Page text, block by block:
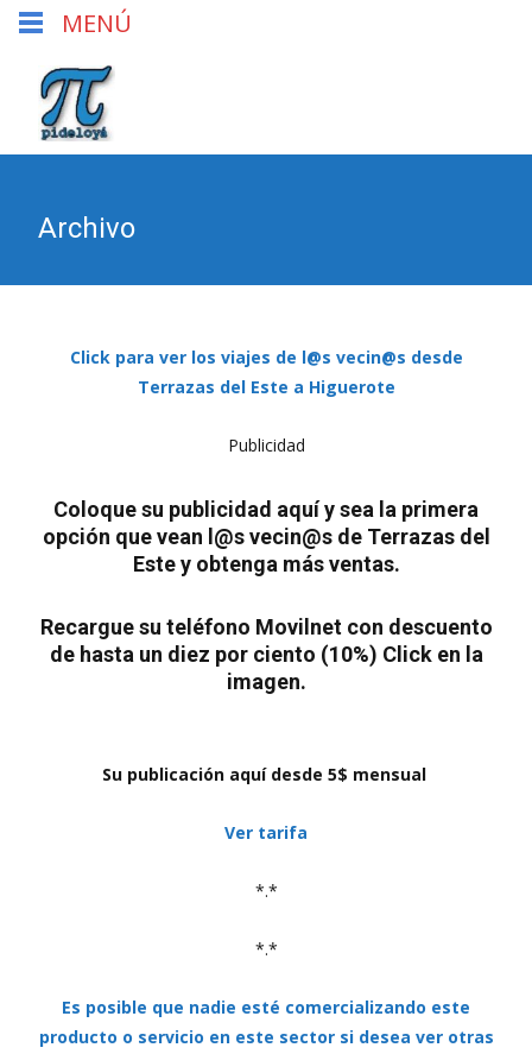
Archivo
Click para ver los viajes de l@s vecin@s desde
Terrazas del Este a Higuerote
Publicidad
Coloque su publicidad aquí y sea la primera
opción que vean l@s vecin@s de Terrazas del
Este y obtenga más ventas.
Recargue su teléfono Movilnet con descuento
de hasta un diez por ciento (10%) Click en la
imagen.
Su publicación aquí desde 5$ mensual
Ver tarifa
*.*
*.*
Es posible que nadie esté comercializando este
producto o servicio en este sector si desea ver otras
MENÚ